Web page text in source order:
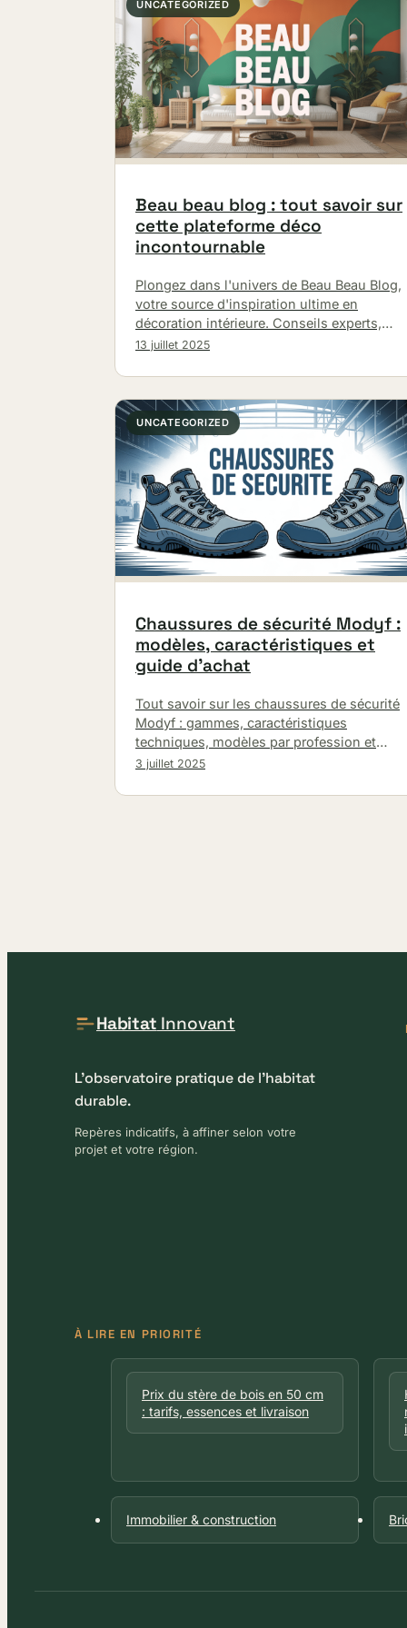
UNCATEGORIZED
Beau beau blog : tout savoir sur
cette plateforme déco
incontournable
13 juillet 2025
Plongez dans l'univers de Beau Beau Blog,
votre source d'inspiration ultime en
décoration intérieure. Conseils experts,
tendances 2024 et astuces pratiques pour
UNCATEGORIZED
Chaussures de sécurité Modyf :
modèles, caractéristiques et
guide d’achat
3 juillet 2025
Tout savoir sur les chaussures de sécurité
Modyf : gammes, caractéristiques
techniques, modèles par profession et
conseils d'achat pour votre protection au
Habitat Innovant
L'observatoire pratique de l'habitat
durable.
Repères indicatifs, à affiner selon votre
projet et votre région.
À LIRE EN PRIORITÉ
Prix du stère de bois en 50 cm
: tarifs, essences et livraison
Immobilier & construction